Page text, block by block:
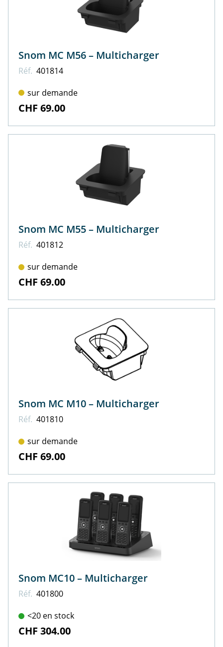
Snom MC M56 – Multicharger
Réf. 401814
sur demande
CHF 69.00
Snom MC M55 – Multicharger
Réf. 401812
sur demande
CHF 69.00
Snom MC M10 – Multicharger
Réf. 401810
sur demande
CHF 69.00
Snom MC10 – Multicharger
Réf. 401800
<20 en stock
CHF 304.00